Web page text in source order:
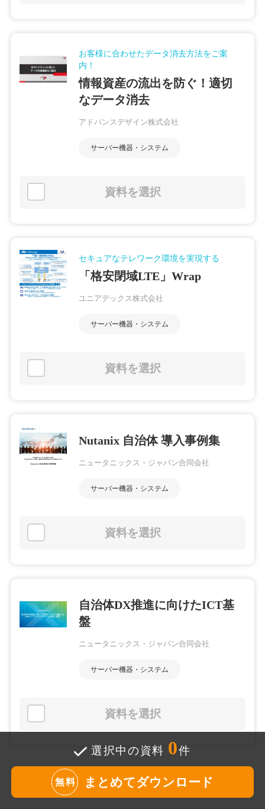
お客様に合わせたデータ消去方法をご案
内！
情報資産の流出を防ぐ！適切
なデータ消去
アドバンスデザイン株式会社
サーバー機器・システム
資料を選択
セキュアなテレワーク環境を実現する
「格安閉域LTE」Wrap
ユニアデックス株式会社
サーバー機器・システム
資料を選択
Nutanix 自治体 導入事例集
ニュータニックス・ジャパン合同会社
サーバー機器・システム
資料を選択
自治体DX推進に向けたICT基
盤
ニュータニックス・ジャパン合同会社
サーバー機器・システム
資料を選択
選択中の資料 0件
無料 まとめてダウンロード